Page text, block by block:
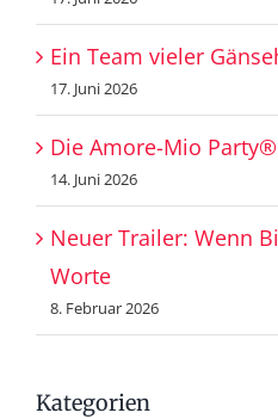
Ein Team vieler
17. Juni 2026
Die Amore-Mio
14. Juni 2026
Neuer Trailer: Wenn
Worte
8. Februar 2026
Kategorien